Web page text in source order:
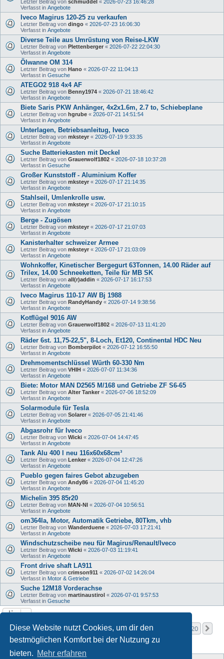
Diese Website nutzt Cookies, um dir den
bestmöglichen Komfort bei der Nutzung zu
bieten. Mehr erfahren
Letzter Beitrag von schmuddel « 2026-07-23 16:46:28
Verfasst in Angebote
Iveco Magirus 120-25 zu verkaufen
Letzter Beitrag von dingo « 2026-07-23 16:06:30
Verfasst in Angebote
Diverse Teile aus Umrüstung von Reise-LKW
Letzter Beitrag von Plettenberger « 2026-07-22 22:04:30
Verfasst in Angebote
Ölwanne OM 314
Letzter Beitrag von Hano « 2026-07-22 11:04:13
Verfasst in Gesuche
ATEGO2 918 4x4 AF
Letzter Beitrag von Benny1974 « 2026-07-21 18:46:42
Verfasst in Angebote
Biete Saris PKW Anhänger, 4x2x1.6m, 2.7 to, Schiebeplane
Letzter Beitrag von hgrube « 2026-07-21 14:51:54
Verfasst in Angebote
Unterlagen, Betriebsanleitug, Iveco
Letzter Beitrag von mksteyr « 2026-07-19 9:33:35
Verfasst in Angebote
Suche Batteriekasten mit Deckel
Letzter Beitrag von Grauerwolf1802 « 2026-07-18 10:37:28
Verfasst in Gesuche
Großer Kunststoff - Aluminium Koffer
Letzter Beitrag von mksteyr « 2026-07-17 21:14:35
Verfasst in Angebote
Stahlseil, Umlenkrolle usw.
Letzter Beitrag von mksteyr « 2026-07-17 21:10:15
Verfasst in Angebote
Berge - Zugösen
Letzter Beitrag von mksteyr « 2026-07-17 21:07:03
Verfasst in Angebote
Kanisterhalter schweizer Armee
Letzter Beitrag von mksteyr « 2026-07-17 21:03:09
Verfasst in Angebote
Wohnkoffer, Kinetischer Bergegurt 63Tonnen, 14.00 Räder auf
Trilex, 14.00 Schneeketten, Teile für MB SK
Letzter Beitrag von all(r)addin « 2026-07-17 16:17:53
Verfasst in Angebote
Iveco Magirus 110-17 AW Bj 1988
Letzter Beitrag von RandyHandy « 2026-07-14 9:38:56
Verfasst in Angebote
Kotflügel 9016 AW
Letzter Beitrag von Grauerwolf1802 « 2026-07-13 11:41:20
Verfasst in Angebote
Räder 6st. 11,75-22,5", 8-Loch, Et120, Continental HDC Neu
Letzter Beitrag von Bomberpilot « 2026-07-12 16:55:50
Verfasst in Angebote
Drehmomentschlüssel Würth 60-330 Nm
Letzter Beitrag von VHIH « 2026-07-07 11:34:36
Verfasst in Angebote
Biete: Motor MAN D2565 M/168 und Getriebe ZF S6-65
Letzter Beitrag von Alter Tanker « 2026-07-06 18:52:09
Verfasst in Angebote
Solarmodule für Tesla
Letzter Beitrag von Solarer « 2026-07-05 21:41:46
Verfasst in Angebote
Abgasrohr für Iveco
Letzter Beitrag von Wicki « 2026-07-04 14:47:45
Verfasst in Angebote
Tank Alu 400 l neu 116x60x68cm³
Letzter Beitrag von Lenker « 2026-07-04 12:47:26
Verfasst in Angebote
Pueblo gegen faires Gebot abzugeben
Letzter Beitrag von Andy86 « 2026-07-04 11:45:20
Verfasst in Angebote
Michelin 395 85r20
Letzter Beitrag von MAN-NI « 2026-07-04 10:56:51
Verfasst in Angebote
om364la, Motor, Automatik Getriebe, 80Tkm, vhb
Letzter Beitrag von Wanderduene « 2026-07-03 17:21:41
Verfasst in Angebote
Windschutzscheibe neu für Magirus/Renault/Iveco
Letzter Beitrag von Wicki « 2026-07-03 11:19:41
Verfasst in Angebote
Front drive shaft LA911
Letzter Beitrag von crimson911 « 2026-07-02 14:26:04
Verfasst in Motor & Getriebe
Suche 12M18 Vorderachse
Letzter Beitrag von martinaustirol « 2026-07-01 9:57:53
Verfasst in Gesuche
Die Suche ergab mehr als 1000 Treffer Seite1von
1 2 3 20